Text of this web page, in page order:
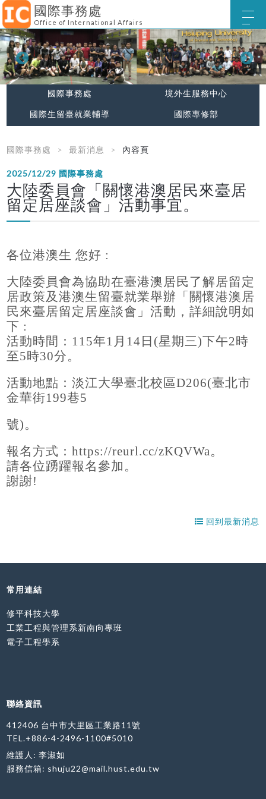
國際事務處
Office of International Affairs
國際事務處 境外生服務中心
國際生留臺就業輔導 國際專修部
國際事務處 最新消息 內容頁
2025/12/29 國際事務處
大陸委員會「關懷港澳居民來臺居
留定居座談會」活動事宜。
各位港澳生 您好 :
大陸委員會為協助在臺港澳居民了解居留定
居政策及港澳生留臺就業舉辦「關懷港澳居
民來臺居留定居座談會」活動，詳細說明如
下 :
活動時間：115年1月14日(星期三)下午2時
至5時30分。
活動地點：淡江大學臺北校區D206(臺北市
金華街199巷5
號)。
報名方式：https://reurl.cc/zKQVWa。
請各位踴躍報名參加。
謝謝!
回到最新消息
常用連結
修平科技大學
工業工程與管理系新南向專班
電子工程學系
聯絡資訊
412406 台中市大里區工業路11號
TEL.+886-4-2496-1100#5010
維護人: 李淑如
服務信箱: shuju22@mail.hust.edu.tw